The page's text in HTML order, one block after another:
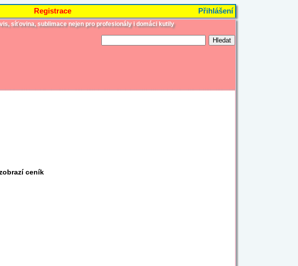
Registrace Přihlášení
síťovina, sublimace nejen pro profesionály i domáci kutily
ceník